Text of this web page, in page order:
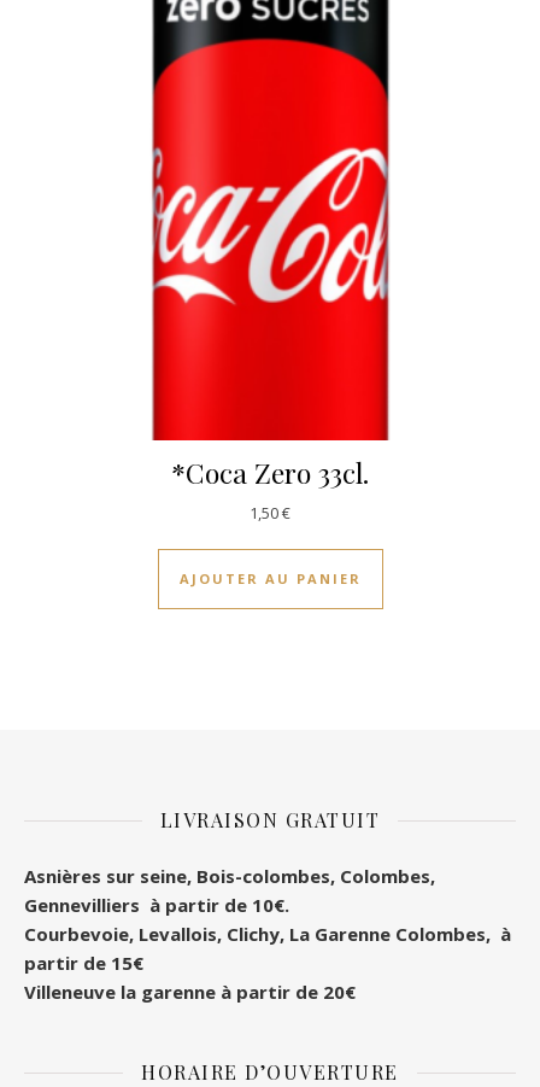
*Coca Zero 33cl.
1,50€
AJOUTER AU PANIER
LIVRAISON GRATUIT
Asnières sur seine, Bois-colombes, Colombes,
Gennevilliers à partir de 10€.
Courbevoie, Levallois, Clichy, La Garenne Colombes, à
partir de 15€
Villeneuve la garenne à partir de 20€
HORAIRE D’OUVERTURE